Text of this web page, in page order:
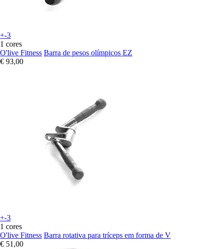
+-3
1 cores
O'live Fitness Barra de pesos olímpicos EZ
€ 93,00
+-3
1 cores
O'live Fitness Barra rotativa para tríceps em forma de V
€ 51,00